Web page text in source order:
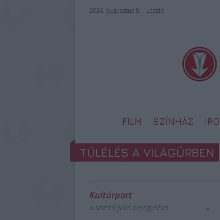
2026. augusztus 8. – László
FILM SZÍNHÁZ
TÚLÉLÉS A VILÁGŰRBEN
Kultúrpart
a szerző friss bejegyzései